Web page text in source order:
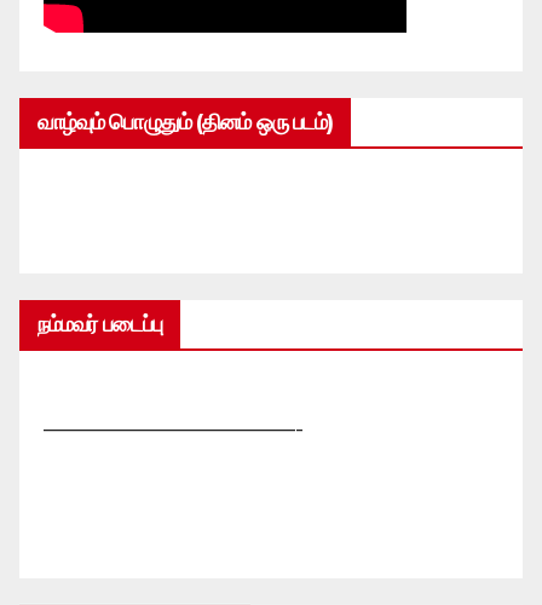
வாழ்வும் பொழுதும் (தினம் ஒரு படம்)
நம்மவர் படைப்பு
—————————————-